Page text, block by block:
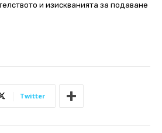
и изискванията за подаване
Twitter